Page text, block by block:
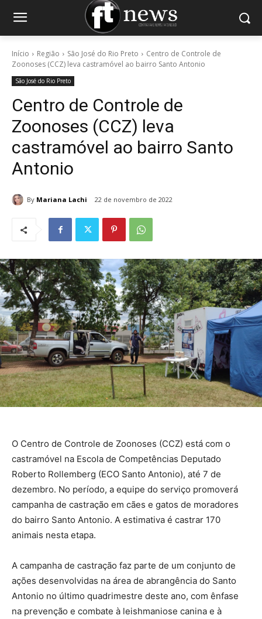
Início Região São José do Rio Preto
Centro de Controle de
Zoonoses (CCZ) leva castramóvel ao bairro Santo Antonio
São José do Rio Preto
Centro de Controle de
Zoonoses (CCZ) leva
castramóvel ao bairro Santo
Antonio
By Mariana Lachi 22 de novembro de 2022
O Centro de Controle de Zoonoses (CCZ) está com o
castramóvel na Escola de Competências Deputado
Roberto Rollemberg (ECO Santo Antonio), até 7 de
dezembro. No período, a equipe do serviço promoverá
campanha de castração em cães e gatos de moradores
do bairro Santo Antonio. A estimativa é castrar 170
animais nesta etapa.
A campanha de castração faz parte de um conjunto de
ações desenvolvidas na área de abrangência do Santo
Antonio no último quadrimestre deste ano, com ênfase
na prevenção e combate à leishmaniose canina e à